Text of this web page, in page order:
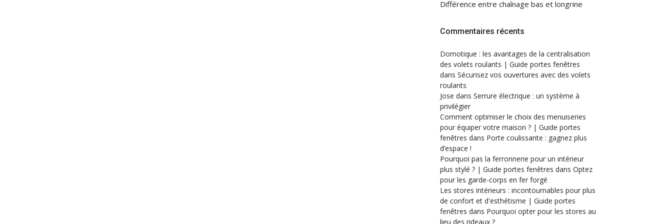
Différence entre chaînage bas et longrine
Commentaires récents
Domotique : les avantages de la centralisation
des volets roulants | Guide portes fenêtres
dans Sécurisez vos ouvertures avec des volets
roulants
Jose dans Serrure électrique : un système à
privilégier
Comment optimiser le choix des menuiseries
pour équiper votre maison ? | Guide portes
fenêtres dans Porte coulissante : gagnez plus
d’espace !
Pourquoi pas la ferronnerie pour un intérieur
plus stylé ? | Guide portes fenêtres dans Optez
pour les garde-corps en fer forgé
Les stores intérieurs : incontournables pour plus
de confort et d'esthétisme | Guide portes
fenêtres dans Pourquoi opter pour les stores au
lieu des rideaux ?